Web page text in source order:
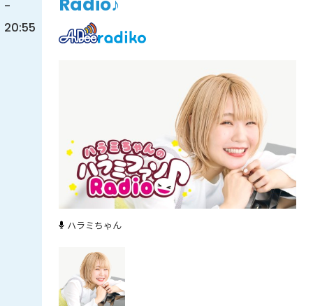
-
20:55
ハラミちゃん